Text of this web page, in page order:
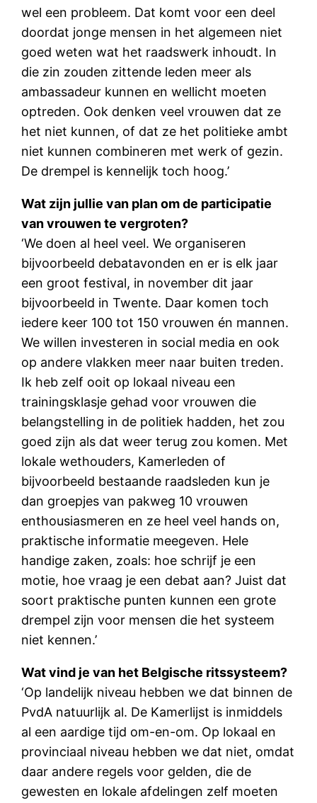
wel een probleem. Dat komt voor een deel
doordat jonge mensen in het algemeen niet
goed weten wat het raadswerk inhoudt. In
die zin zouden zittende leden meer als
ambassadeur kunnen en wellicht moeten
optreden. Ook denken veel vrouwen dat ze
het niet kunnen, of dat ze het politieke ambt
niet kunnen combineren met werk of gezin.
De drempel is kennelijk toch hoog.’
Wat zijn jullie van plan om de participatie
van vrouwen te vergroten?
‘We doen al heel veel. We organiseren
bijvoorbeeld debatavonden en er is elk jaar
een groot festival, in november dit jaar
bijvoorbeeld in Twente. Daar komen toch
iedere keer 100 tot 150 vrouwen én mannen.
We willen investeren in social media en ook
op andere vlakken meer naar buiten treden.
Ik heb zelf ooit op lokaal niveau een
trainingsklasje gehad voor vrouwen die
belangstelling in de politiek hadden, het zou
goed zijn als dat weer terug zou komen. Met
lokale wethouders, Kamerleden of
bijvoorbeeld bestaande raadsleden kun je
dan groepjes van pakweg 10 vrouwen
enthousiasmeren en ze heel veel hands on,
praktische informatie meegeven. Hele
handige zaken, zoals: hoe schrijf je een
motie, hoe vraag je een debat aan? Juist dat
soort praktische punten kunnen een grote
drempel zijn voor mensen die het systeem
niet kennen.’
Wat vind je van het Belgische ritssysteem?
‘Op landelijk niveau hebben we dat binnen de
PvdA natuurlijk al. De Kamerlijst is inmiddels
al een aardige tijd om-en-om. Op lokaal en
provinciaal niveau hebben we dat niet, omdat
daar andere regels voor gelden, die de
gewesten en lokale afdelingen zelf moeten